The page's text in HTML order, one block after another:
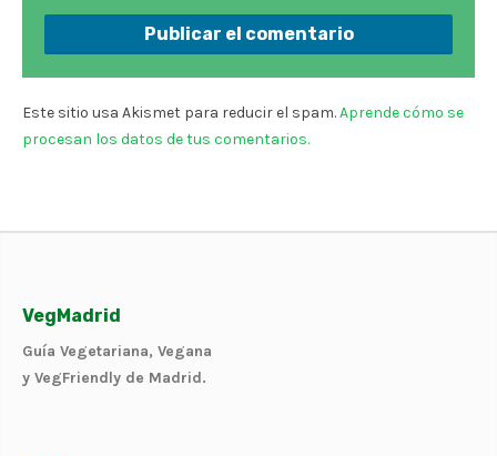
Este sitio usa Akismet para reducir el spam.Aprende cómo se
procesan los datos de tus comentarios.
VegMadrid
Guía Vegetariana, Vegana
y VegFriendly de Madrid.